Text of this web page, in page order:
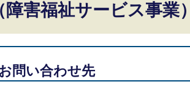
害福祉サービス事業）
問い合わせ先